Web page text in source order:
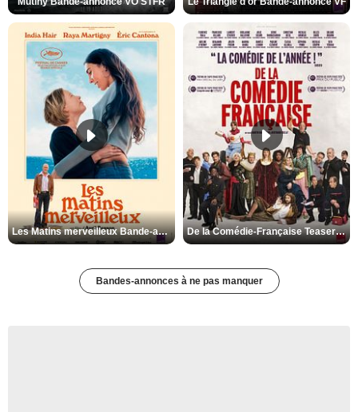
Les Matins merveilleux Bande-annonce VF De la Comédie-Française Teaser VF
Bandes-annonces à ne pas manquer